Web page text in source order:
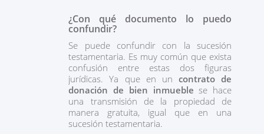
¿Con qué documento lo puedo
confundir?
Se puede confundir con la sucesión
testamentaria. Es muy común que exista
confusión entre estas dos figuras
jurídicas. Ya que en un contrato de
donación de bien inmueble se hace
una transmisión de la propiedad de
manera gratuita, igual que en una
sucesión testamentaria.